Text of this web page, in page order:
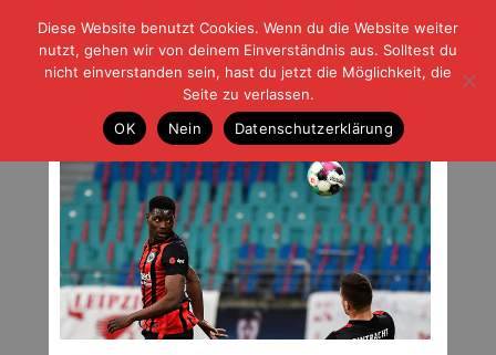
| | |BLOG-GFußball und der Rest
HOME|REGELN|IMPRESSUM |DATENSCHUTZ
Beiträge mit Schlagwort: Almstadt
Diese Website benutzt Cookies. Wenn du die Website weiter
nutzt, gehen wir von deinem Einverständnis aus. Solltest du
nicht einverstanden sein, hast du jetzt die Möglichkeit, die
Seite zu verlassen.
OK
Nein Datenschutzerklärung